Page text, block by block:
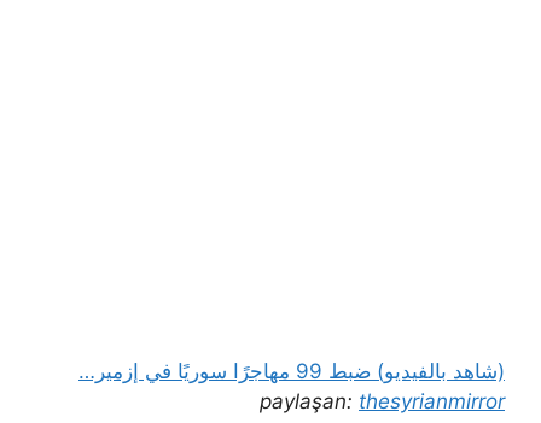
(شاهد بالفيديو) ضبط 99 مهاجرًا سوريًا في إزمير…
paylaşan: thesyrianmirror